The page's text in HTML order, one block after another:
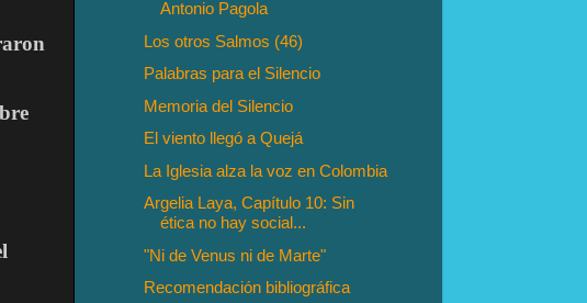
Antonio Pagola
Los otros Salmos (46)
Palabras para el Silencio
Memoria del Silencio
El viento llegó a Quejá
La Iglesia alza la voz en Colombia
Argelia Laya, Capítulo 10: Sin
ética no hay social...
"Ni de Venus ni de Marte"
Recomendación bibliográfica